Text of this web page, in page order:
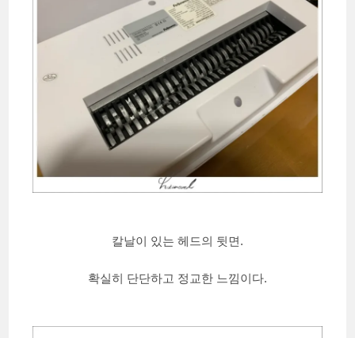
칼날이 있는 헤드의 뒷면.
확실히 단단하고 정교한 느낌이다.